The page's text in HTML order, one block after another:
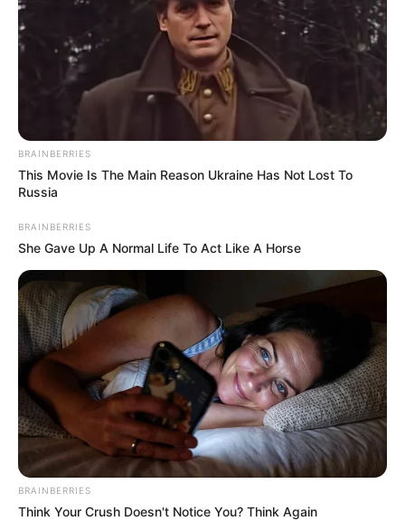
eventos não sofre com a falta de clientes mesmo
em tempos difíceis na economia. Você sabia
quefazer forminhas para docesé uma ótima
maneira de entrar com tudo nesse mercado? Isso
mesmo! Esse é um artesanato de venda
garantida.
Mas o que muitas pessoas se perguntam é “como
fazer forminhas adequadas para vender”
BRAINBERRIES
This Movie Is The Main Reason Ukraine Has Not Lost To
Russia
BRAINBERRIES
She Gave Up A Normal Life To Act Like A Horse
BRAINBERRIES
Think Your Crush Doesn't Notice You? Think Again